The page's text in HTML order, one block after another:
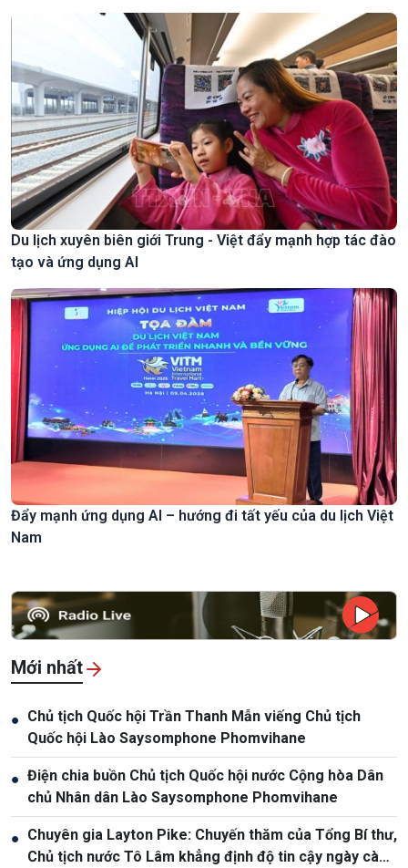
Du lịch xuyên biên giới Trung - Việt đẩy mạnh hợp tác đào
tạo và ứng dụng AI
Đẩy mạnh ứng dụng AI – hướng đi tất yếu của du lịch Việt
Nam
Mới nhất
● Chủ tịch Quốc hội Trần Thanh Mẫn viếng Chủ tịch
Quốc hội Lào Saysomphone Phomvihane
● Điện chia buồn Chủ tịch Quốc hội nước Cộng hòa Dân
chủ Nhân dân Lào Saysomphone Phomvihane
● Chuyên gia Layton Pike: Chuyến thăm của Tổng Bí thư,
Chủ tịch nước Tô Lâm khẳng định độ tin cậy ngày càng